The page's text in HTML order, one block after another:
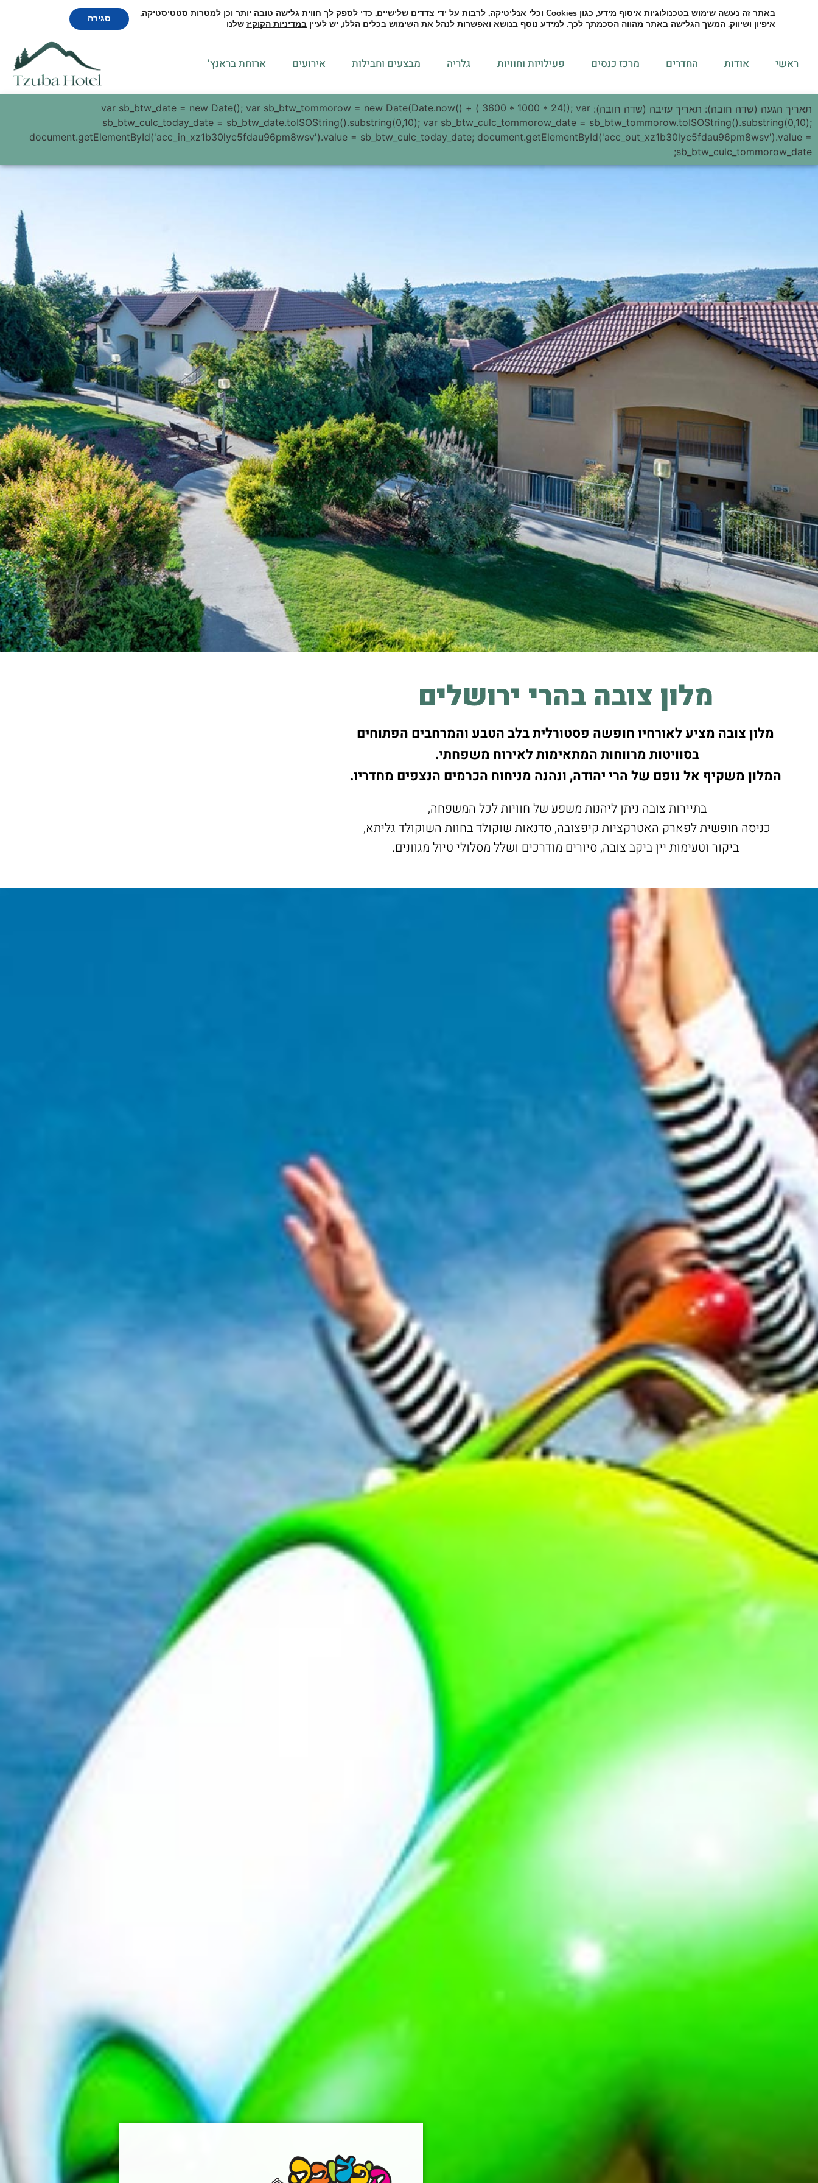
יצירת קשר למידע נוסף ולהזמנות: 02-5347000
ראשי אודות החדרים מרכז כנסים פעילויות וחוויות גלריה מבצעים וחבילות אירועים ארוחת בראנץ’
תאריך הגעה (שדה חובה): תאריך עזיבה (שדה חובה): var sb_btw_date = new Date(); var sb_btw_tommorow = new Date(Date.now() + ( 3600 * 1000 * 24)); var
sb_btw_culc_today_date = sb_btw_date.toISOString().substring(0,10); var sb_btw_culc_tommorow_date = sb_btw_tommorow.toISOString().substring(0,10);
document.getElementById('acc_in_xz1b30lyc5fdau96pm8wsv').value = sb_btw_culc_today_date; document.getElementById('acc_out_xz1b30lyc5fdau96pm8wsv').value =
sb_btw_culc_tommorow_date;
מלון צובה בהרי ירושלים
מלון צובה מציע לאורחיו חופשה פסטורלית בלב הטבע והמרחבים הפתוחים
בסוויטות מרווחות המתאימות לאירוח משפחתי.
המלון משקיף אל נופם של הרי יהודה, ונהנה מניחוח הכרמים הנצפים מחדריו.
בתיירות צובה ניתן ליהנות משפע של חוויות לכל המשפחה,
כניסה חופשית לפארק האטרקציות קיפצובה, סדנאות שוקולד בחוות השוקולד גליתא,
ביקור וטעימות יין ביקב צובה, סיורים מודרכים ושלל מסלולי טיול מגוונים.
באתר זה נעשה שימוש בטכנולוגיות איסוף מידע, כגון Cookies וכלי אנליטיקה, לרבות על ידי צדדים שלישיים, כדי לספק לך חווית גלישה טובה יותר וכן למטרות סטטיסטיקה,
איפיון ושיווק. המשך הגלישה באתר מהווה הסכמתך לכך. למידע נוסף בנושא ואפשרות לנהל את השימוש בכלים הללו, יש לעיין במדיניות הקוקיז שלנו סגירה